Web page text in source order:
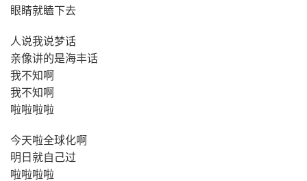
眼睛就瞌下去
人说我说梦话
亲像讲的是海丰话
我不知啊
我不知啊
啦啦啦啦
今天啦全球化啊
明日就自己过
啦啦啦啦